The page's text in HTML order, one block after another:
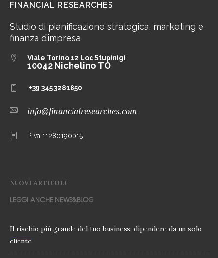
FINANCIAL RESEARCHES
Studio di pianificazione strategica, marketing e
finanza d’impresa
Viale Torino 12 Loc Stupinigi
10042 Nichelino TO
+39 345 3281850
info@financialresearches.com
P.Iva 11280190015
NUOVI ARTICOLI
LEGGI ANCHE NEWS&BLOG
Il rischio più grande del tuo business: dipendere da un solo
cliente